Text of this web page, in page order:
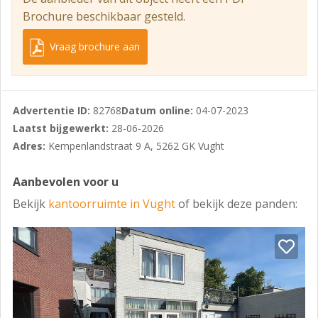
voldoende parkeergelegenheid.
Huurprijs
Enkele unit van circa 23 m² (achterzijde van het pand) €
395,- per maand, exclusief btw
990,- per maand, exclusief btw
De prijzen zijn inclusief de volgende zaken:
verbruik)
- gebruik wifi
- schoonmaak algemene ruimten
- gezamenlijk gebruik spreekkamer
- gebruik pantry
- 24/7 toegankelijk
Brochure beschikbaar gesteld.
Vraag brochure aan
Advertentie ID: 82768Datum online: 04-07-2023
Laatst bijgewerkt: 28-06-2026
Adres: Kempenlandstraat 9 A, 5262 GK Vught
Aanbevolen voor u
Bekijk kantoorruimte in Vughtof bekijk deze panden: